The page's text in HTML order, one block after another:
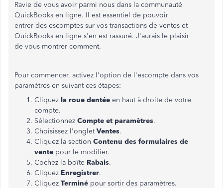
Ravie de vous avoir parmi nous dans la communauté
QuickBooks en ligne. Il est essentiel de pouvoir
entrer des escomptes sur vos transactions de ventes et
QuickBooks en ligne s'en est rassuré. J'aurais le plaisir
de vous montrer comment.
Pour commencer, activez l'option de l'escompte dans vos
paramètres en suivant ces étapes:
Cliquez la roue dentée en haut à droite de votre
compte.
Sélectionnez Compte et paramètres.
Choisissez l'ongletVentes.
Cliquez la section Contenu des formulaires de
vente pour le modifier.
Cochez la boîte Rabais.
Cliquez Enregistrer.
Cliquez Terminé pour sortir des paramètres.